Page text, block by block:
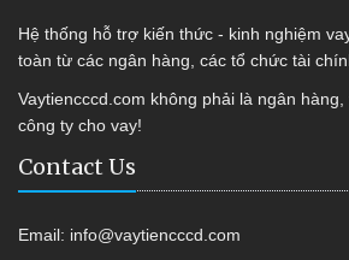
Hệ thống hỗ trợ kiến thức - kinh nghiệm
toàn từ các ngân hàng, các tổ chức tài
Vaytiencccd.com không phải là ngân
công ty cho vay!
Contact Us
Email: info@vaytiencccd.com